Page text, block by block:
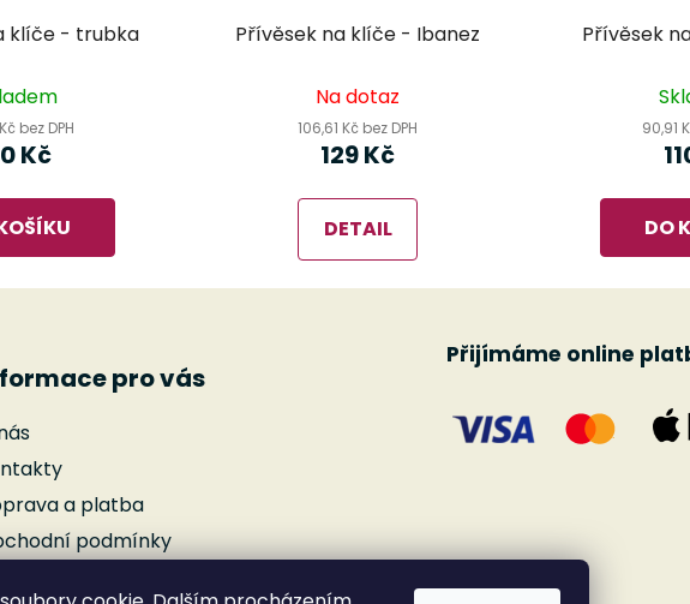
klíče - trubka
bez DPH
Kč
Přívěsek na klíče - Ibanez
Na dotaz
106,61 Kč bez DPH
129 Kč
DETAIL
Přívěsek
90,91
DO
pro vás
a platba
podmínky
Přijímáme online